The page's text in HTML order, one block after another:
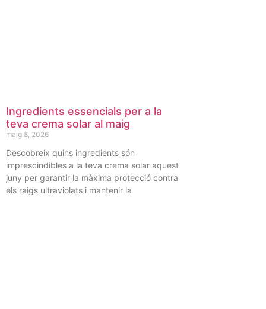
Ingredients essencials per a la
teva crema solar al maig
maig 8, 2026
Descobreix quins ingredients són
imprescindibles a la teva crema solar aquest
juny per garantir la màxima protecció contra
els raigs ultraviolats i mantenir la